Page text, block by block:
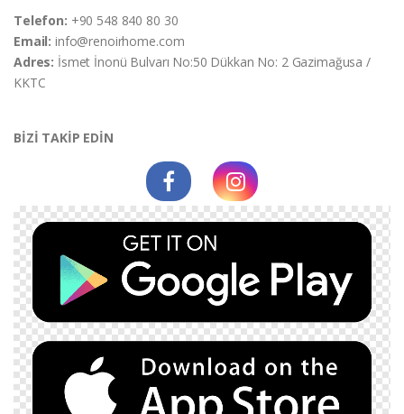
Telefon: +90 548 840 80 30
Email:info@renoirhome.com
Adres: İsmet İnonü Bulvarı No:50 Dükkan No: 2 Gazimağusa /
KKTC
BİZİ TAKİP EDİN